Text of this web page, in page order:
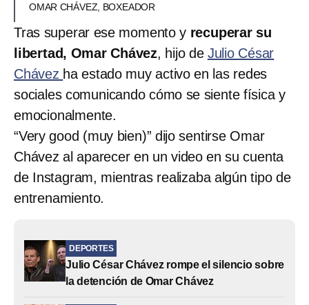
OMAR CHÁVEZ, BOXEADOR
Tras superar ese momento y recuperar su
libertad, Omar Chávez, hijo de Julio César
Chávez ha estado muy activo en las redes
sociales comunicando cómo se siente física y
emocionalmente.
“Very good (muy bien)” dijo sentirse Omar
Chávez al aparecer en un video en su cuenta
de Instagram, mientras realizaba algún tipo de
entrenamiento.
DEPORTES
Julio César Chávez rompe el silencio sobre
la detención de Omar Chávez